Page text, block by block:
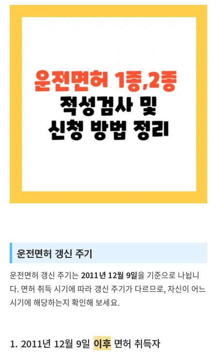
운전면허 갱신 주기
운전면허 갱신 주기는 2011년 12월 9일을 기준으로 나뉩니
다. 면허 취득 시기에 따라 갱신 주기가 다르므로, 자신이 어느
시기에 해당하는지 확인해 보세요.
1. 2011년 12월 9일 이후면허 취득자